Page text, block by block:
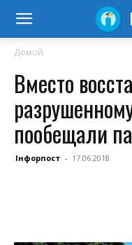
Домой
Вместо
пообещали
Інфорпост - 17.06.2018